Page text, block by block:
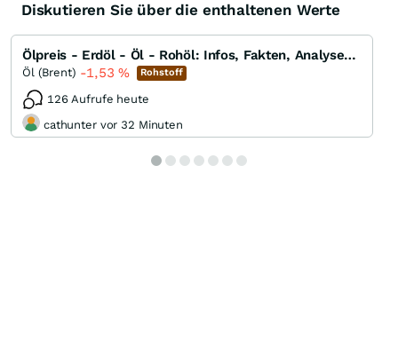
Diskutieren Sie über die enthaltenen Werte
Ölpreis - Erdöl - Öl - Rohöl: Infos, Fakten, Analysen, Charts und Ausblick
Öl (Brent) -1,53 % Rohstoff
126 Aufrufe heute
cathunter vor 32 Minuten